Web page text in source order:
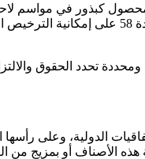
كبذور في مواسم
وفق ما نصت عليه المادة 57، وهو استثناء يهدف إلى حماية الزراعة التقليدية وضمان
ومحددة تحدد الحقوق
الدولية، وعلى
الأصناف أو بمزيج من